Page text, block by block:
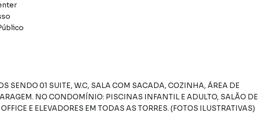
SENDO 01 SUITE, W.C, SALA COM SACADA, COZINHA, ÁREA DE
NO CONDOMÍNIO: PISCINAS INFANTIL E ADULTO, SALÃO DE
E ELEVADORES EM TODAS AS TORRES. (FOTOS ILUSTRATIVAS)